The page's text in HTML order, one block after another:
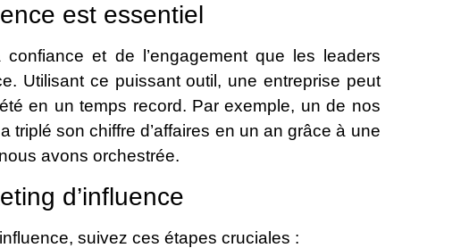
est essentiel
et de l’engagement que les leaders
Utilisant ce puissant outil, une entreprise peut
en un temps record. Par exemple, un de nos
triplé son chiffre d’affaires en un an grâce à une
avons orchestrée.
d’influence
suivez ces étapes cruciales :